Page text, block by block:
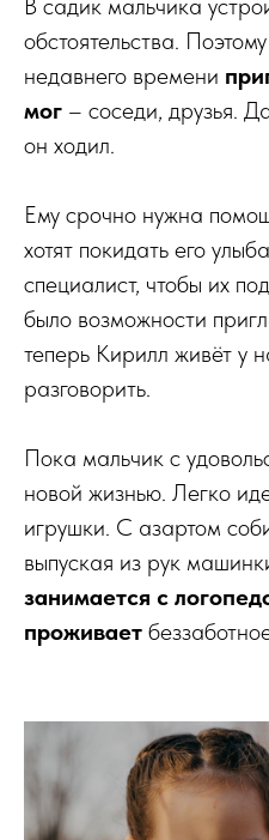
обстоятельства.
недавнего времени
мог – соседи, друзья.
он ходил.
Ему срочно нужна
хотят покидать его
специалист, чтобы их
было возможности
теперь Кирилл живёт у
разговорить.
Пока мальчик с
новой жизнью. Легко
игрушки. С азартом
выпуская из рук
занимается с
проживает